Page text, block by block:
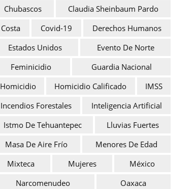
Chubascos
Claudia Sheinbaum Pardo
Costa
Covid-19
Derechos Humanos
Estados Unidos
Evento De Norte
Feminicidio
Guardia Nacional
Homicidio
Homicidio Calificado
IMSS
Incendios Forestales
Inteligencia Artificial
Istmo De Tehuantepec
Lluvias Fuertes
Masa De Aire Frío
Menores De Edad
Mixteca
Mujeres
México
Narcomenudeo
Oaxaca